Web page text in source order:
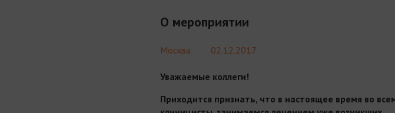
О мероприятии
Москва 02.12.2017
Уважаемые коллеги!
Приходится признать, что в настоящее время во